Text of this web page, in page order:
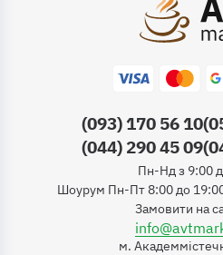
(093) 170 56 10
(044) 290 45 09
Пн-Нд з 9:00
Шоурум Пн-Пт 8:00 до
Замовити на
м.